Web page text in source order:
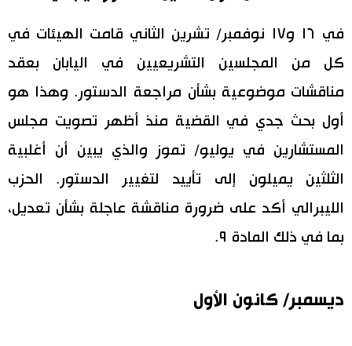
في ١٦ و١٧ نوفمبر/ تشرين الثاني قامت الهيئات في
كل من المجلسين التشريعيين في اليابان بعقد
مناقشات موضوعية بشأن مراجعة الدستور. وهذا هو
أول بحث جدي في القضية منذ أظهر تصويت مجلس
المستشارين في يوليو/ تموز والذي يبين أن أغلبية
الثلثين يميلون إلى تأييد لتغيير الدستور. الحزب
الليبرالي أكد على ضرورة مناقشة عاجلة بشأن تعديل،
بما في ذلك المادة ٩.
ديسمبر/ كانون الأول